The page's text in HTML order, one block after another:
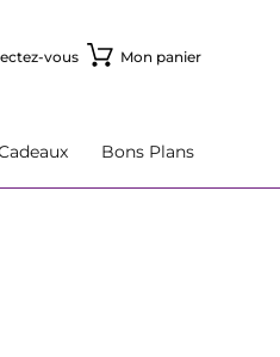
vous Mon panier
Bons Plans